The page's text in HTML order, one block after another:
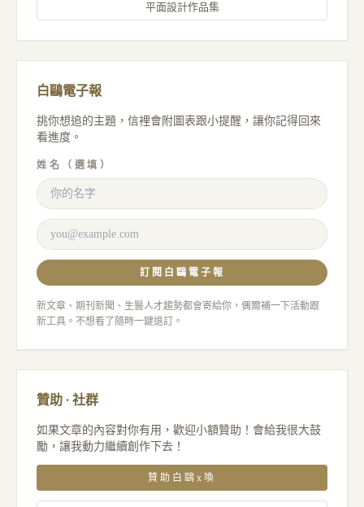
平面設計作品集
白鷗電子報
挑你想追的主題，信裡會附圖表跟小提醒，讓你記得回來
看進度。
姓名（選填）
訂閱白鷗電子報
新文章、期刊新聞、生醫人才趨勢都會寄給你，偶爾補一下活動跟
新工具。不想看了隨時一鍵退訂。
贊助 · 社群
如果文章的內容對你有用，歡迎小額贊助！會給我很大鼓
勵，讓我動力繼續創作下去！
贊助白鷗x喚